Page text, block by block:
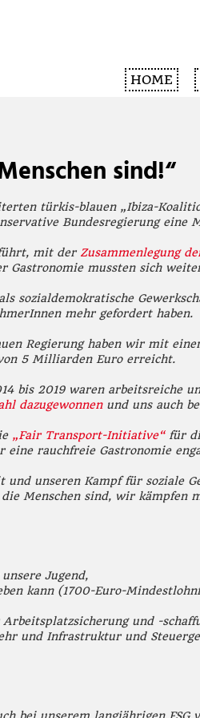
HOME
sind!“
türkis-blauen „Ibiza-
Bundesregierung eine
mit der Zusammenlegung
Gastronomie mussten sich
sozialdemokratische
mehr gefordert haben.
Regierung haben wir mit
5 Milliarden Euro erreicht.
bis 2019 waren arbeitsreiche
dazugewonnenund uns auch
„Fair Transport-Initiative“für
eine rauchfreie Gastronomie
und unseren Kampf für soziale
Menschen sind, wir kämpfen
Jugend,
kann (1700-Euro-
und -
und Infrastruktur und